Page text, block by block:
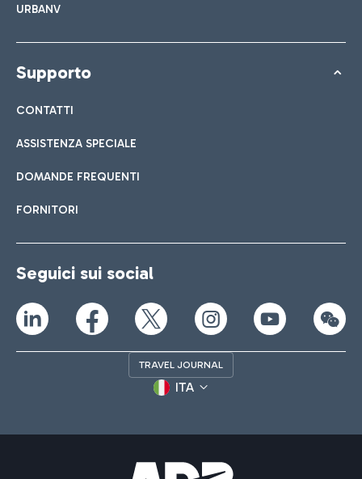
URBANV
Supporto
CONTATTI
ASSISTENZA SPECIALE
DOMANDE FREQUENTI
FORNITORI
Seguici sui social
TRAVEL JOURNAL
ITA